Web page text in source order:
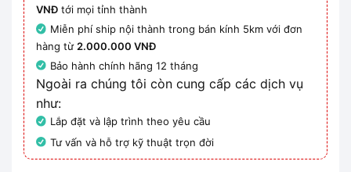
VNĐ tới mọi tỉnh thành
Miễn phí ship nội thành trong bán kính 5km với đơn
hàng từ 2.000.000 VNĐ
Bảo hành chính hãng 12 tháng
Ngoài ra chúng tôi còn cung cấp các dịch vụ
như:
Lắp đặt và lập trình theo yêu cầu
Tư vấn và hỗ trợ kỹ thuật trọn đời